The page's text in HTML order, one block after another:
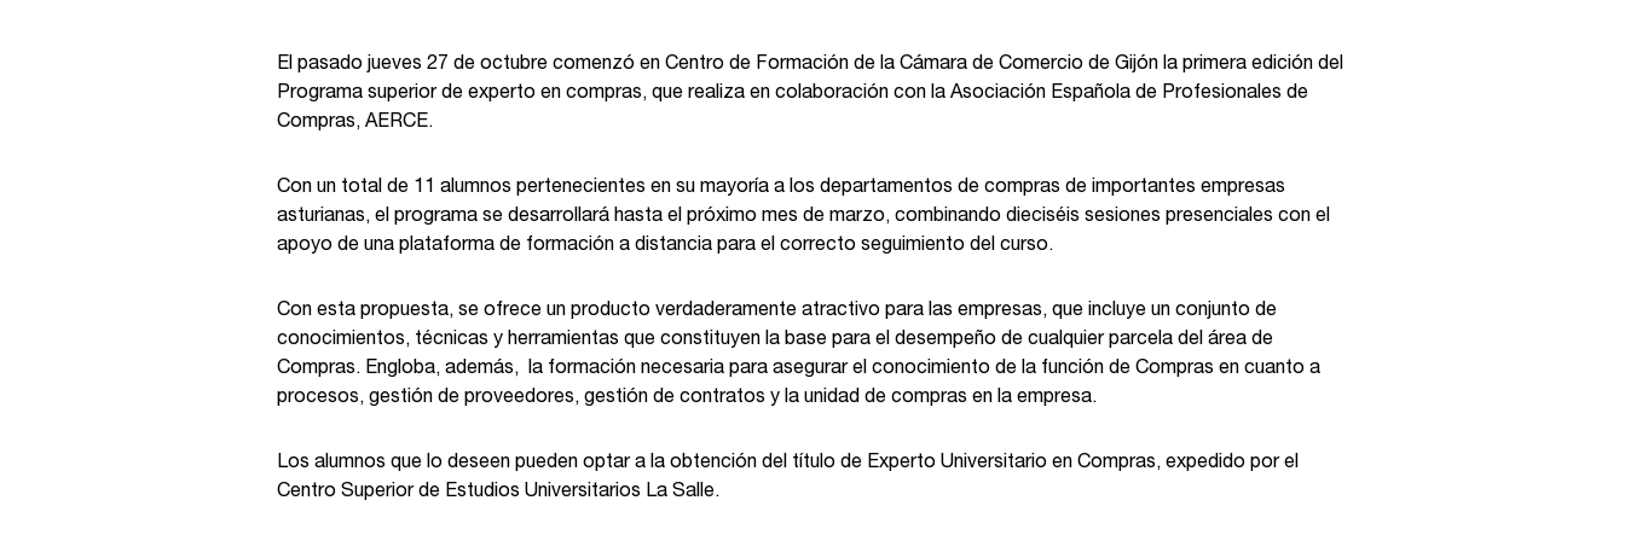
El pasado jueves 27 de octubre comenzó en Centro de Formación de la Cámara de Comercio de Gijón la primera edición del
Programa superior de experto en compras, que realiza en colaboración con la Asociación Española de Profesionales de
Compras, AERCE.
Con un total de 11 alumnos pertenecientes en su mayoría a los departamentos de compras de importantes empresas
asturianas, el programa se desarrollará hasta el próximo mes de marzo, combinando dieciséis sesiones presenciales con el
apoyo de una plataforma de formación a distancia para el correcto seguimiento del curso.
Con esta propuesta, se ofrece un producto verdaderamente atractivo para las empresas, que incluye un conjunto de
conocimientos, técnicas y herramientas que constituyen la base para el desempeño de cualquier parcela del área de
Compras. Engloba, además, la formación necesaria para asegurar el conocimiento de la función de Compras en cuanto a
procesos, gestión de proveedores, gestión de contratos y la unidad de compras en la empresa.
Los alumnos que lo deseen pueden optar a la obtención del título de Experto Universitario en Compras, expedido por el
Centro Superior de Estudios Universitarios La Salle.